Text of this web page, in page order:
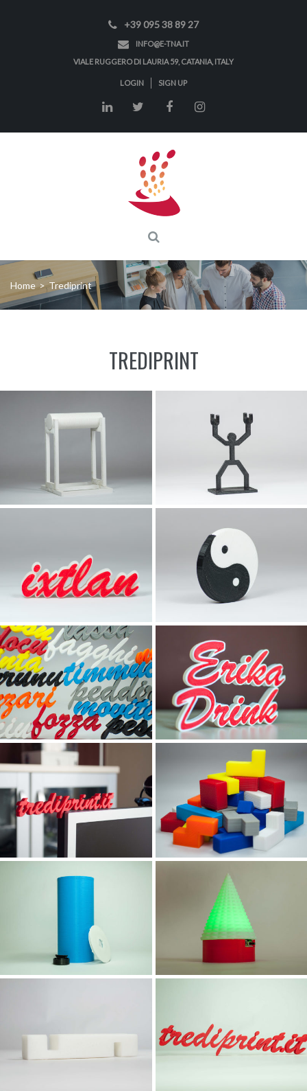
+39 095 38 89 27
INFO@E-TNA.IT
VIALE RUGGERO DI LAURIA 59, CATANIA, ITALY
LOGIN SIGN UP
Home > Trediprint
TREDIPRINT